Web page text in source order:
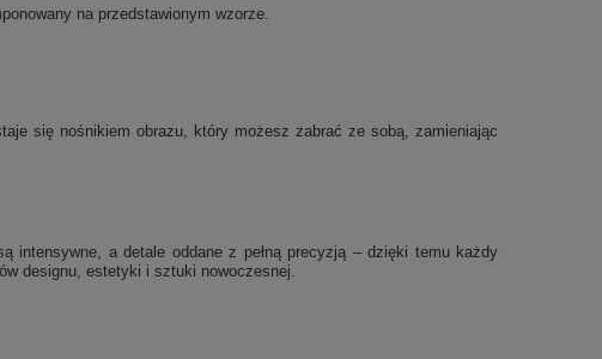
na przedstawionym wzorze.
się nośnikiem obrazu, który możesz zabrać ze sobą, zamieniając
intensywne, a detale oddane z pełną precyzją – dzięki temu każdy
designu, estetyki i sztuki nowoczesnej.